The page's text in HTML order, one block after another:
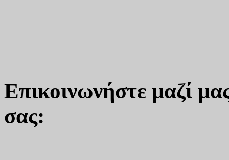
Επικοινωνήστε μαζί
σας: